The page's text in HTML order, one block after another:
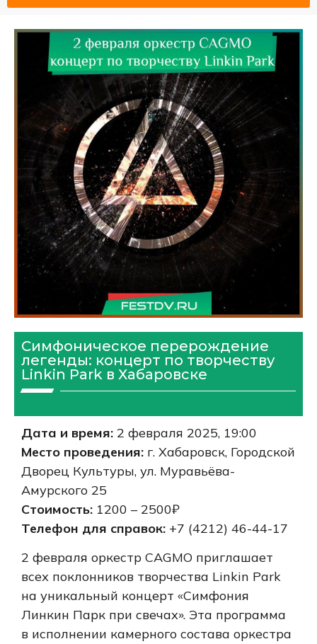
Симфоническое перерождение
легенды: концерт по творчеству
Linkin Park в Хабаровске
Дата и время: 2 февраля 2025, 19:00
Место проведения: г. Хабаровск, Городской
Дворец Культуры, ул. Муравьёва-
Амурского 25
Стоимость: 1200 – 2500₽
Телефон для справок: +7 (4212) 46-44-17
2 февраля оркестр CAGMO приглашает
всех поклонников творчества Linkin Park
на уникальный концерт «Симфония
Линкин Парк при свечах». Эта программа
в исполнении камерного состава оркестра